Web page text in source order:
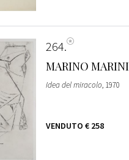
264
MARINO MARINI
Idea del miracolo, 1970
VENDUTO € 258